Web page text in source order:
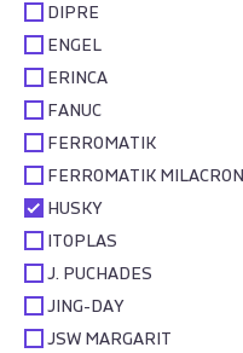
DIPRE
ENGEL
ERINCA
FANUC
FERROMATIK
FERROMATIK MILACRON
HUSKY
ITOPLAS
J. PUCHADES
JING-DAY
JSW MARGARIT